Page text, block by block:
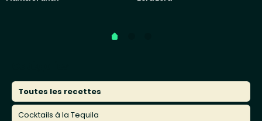
Toutes les recettes
Cocktails à la Tequila